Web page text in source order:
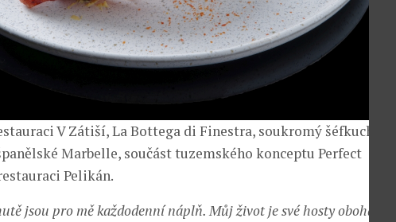
V Zátiší, La Bottega di Finestra, soukromý šéfkuchař ve
Marbelle, součást tuzemského konceptu Perfect
Pelikán.
jsou pro mě každodenní náplň. Můj život je své hosty obohatit v